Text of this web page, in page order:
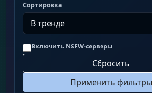
Сортировка
Включить NSFW-серверы
Сбросить
Применить фильтры